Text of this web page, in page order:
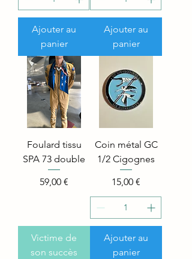
Ajouter au
panier
Ajouter au
panier
Foulard tissu
SPA 73 double
Price
59,00 €
Victime de
son succès
Coin métal GC
1/2 Cigognes
Price
15,00 €
Ajouter au
panier